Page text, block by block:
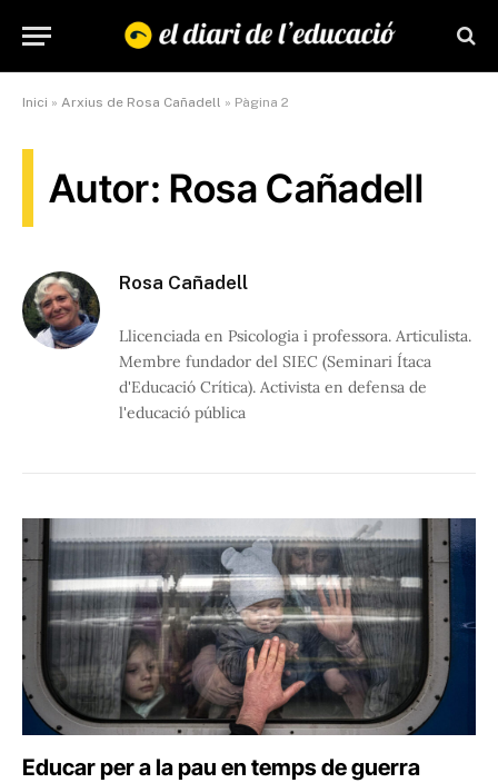
Inici » Arxius de Rosa Cañadell » Pàgina 2
Autor: Rosa Cañadell
Rosa Cañadell
Llicenciada en Psicologia i professora. Articulista.
Membre fundador del SIEC (Seminari Ítaca
d'Educació Crítica). Activista en defensa de
l'educació pública
Educar per a la pau en temps de guerra